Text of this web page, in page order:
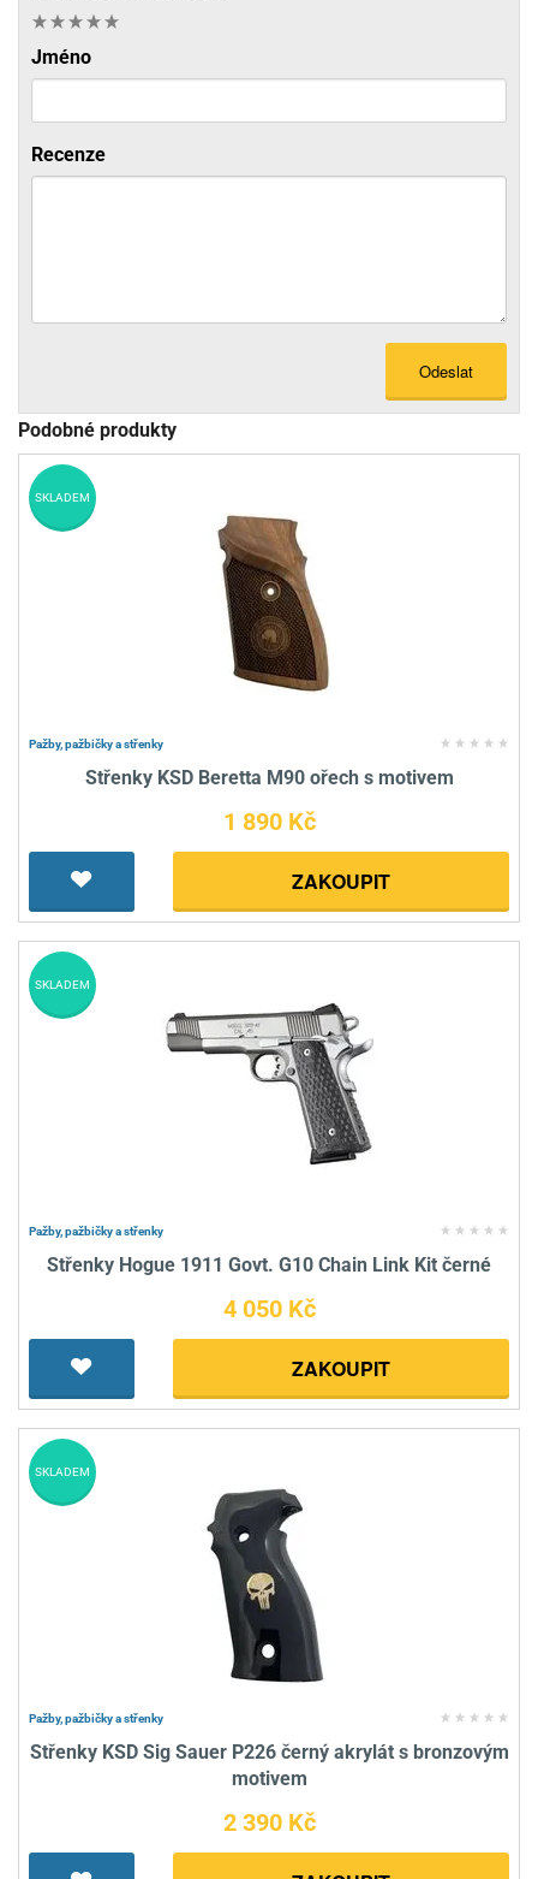
Jméno
Recenze
Odeslat
Podobné produkty
Pažby, pažbičky a střenky
Střenky KSD Beretta M90 ořech s motivem
1 890 Kč
ZAKOUPIT
SKLADEM
Pažby, pažbičky a střenky
Střenky Hogue 1911 Govt. G10 Chain Link Kit černé
4 050 Kč
ZAKOUPIT
SKLADEM
Pažby, pažbičky a střenky
Střenky KSD Sig Sauer P226 černý akrylát s bronzovým
motivem
2 390 Kč
SKLADEM